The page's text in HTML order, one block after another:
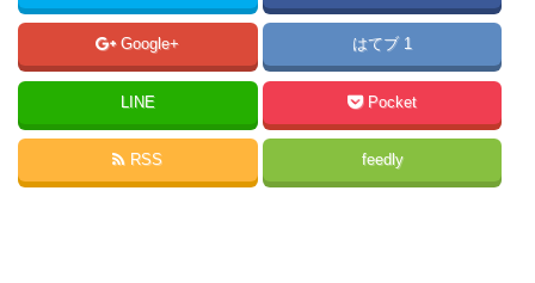
Google+ はてブ 1
LINE Pocket
RSS feedly